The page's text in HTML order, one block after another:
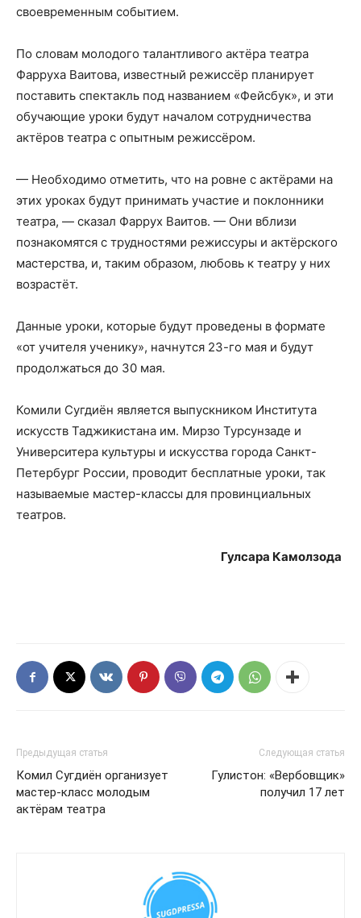
своевременным событием.
По словам молодого талантливого актёра театра
Фарруха Ваитова, известный режиссёр планирует
поставить спектакль под названием «Фейсбук», и эти
обучающие уроки будут началом сотрудничества
актёров театра с опытным режиссёром.
— Необходимо отметить, что на ровне с актёрами на
этих уроках будут принимать участие и поклонники
театра, — сказал Фаррух Ваитов. — Они вблизи
познакомятся с трудностями режиссуры и актёрского
мастерства, и, таким образом, любовь к театру у них
возрастёт.
Данные уроки, которые будут проведены в формате
«от учителя ученику», начнутся 23-го мая и будут
продолжаться до 30 мая.
Комили Сугдиён является выпускником Института
искусств Таджикистана им. Мирзо Турсунзаде и
Университера культуры и искусства города Санкт-
Петербург России, проводит бесплатные уроки, так
называемые мастер-классы для провинциальных
театров.
Гулсара Камолзода
Предыдущая статья
Комил Сугдиён организует
мастер-класс молодым
актёрам театра
Следующая статья
Гулистон: «Вербовщик»
получил 17 лет